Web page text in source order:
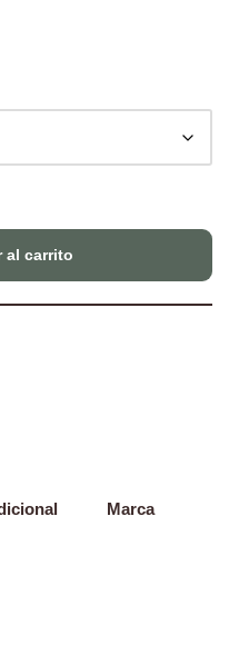
al carrito
Marca